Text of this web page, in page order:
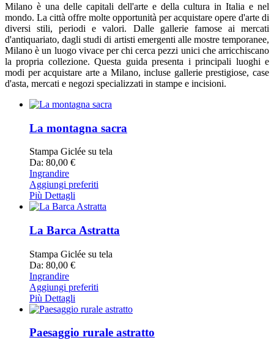
Milano è una delle capitali dell'arte e della cultura in Italia e nel
mondo. La città offre molte opportunità per acquistare opere d'arte di
diversi stili, periodi e valori. Dalle gallerie famose ai mercati
d'antiquariato, dagli studi di artisti emergenti alle mostre temporanee,
Milano è un luogo vivace per chi cerca pezzi unici che arricchiscano
la propria collezione. Questa guida presenta i principali luoghi e
modi per acquistare arte a Milano, incluse gallerie prestigiose, case
d'asta, mercati e negozi specializzati in stampe e incisioni.
La montagna sacra
Stampa Giclée su tela
Da: 80,00 €
Ingrandire
Aggiungi preferiti
Più Dettagli
La Barca Astratta
Stampa Giclée su tela
Da: 80,00 €
Ingrandire
Aggiungi preferiti
Più Dettagli
Paesaggio rurale astratto